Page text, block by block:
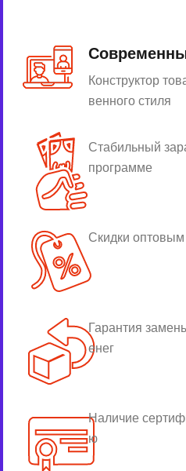
Конструктор
венного стиля
Стабильный
программе
Скидки
Гарантия
енег
Наличие
ю